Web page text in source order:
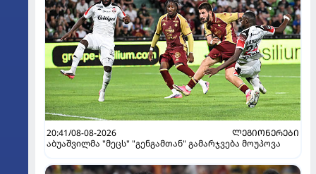
20:41/08-08-2026
ᲚᲔᲒᲘᲝᲜᲔᲠᲔᲑᲘ
აბუაშვილმა "მეცს" "გენგამთან" გამარჯვება მოუპოვა